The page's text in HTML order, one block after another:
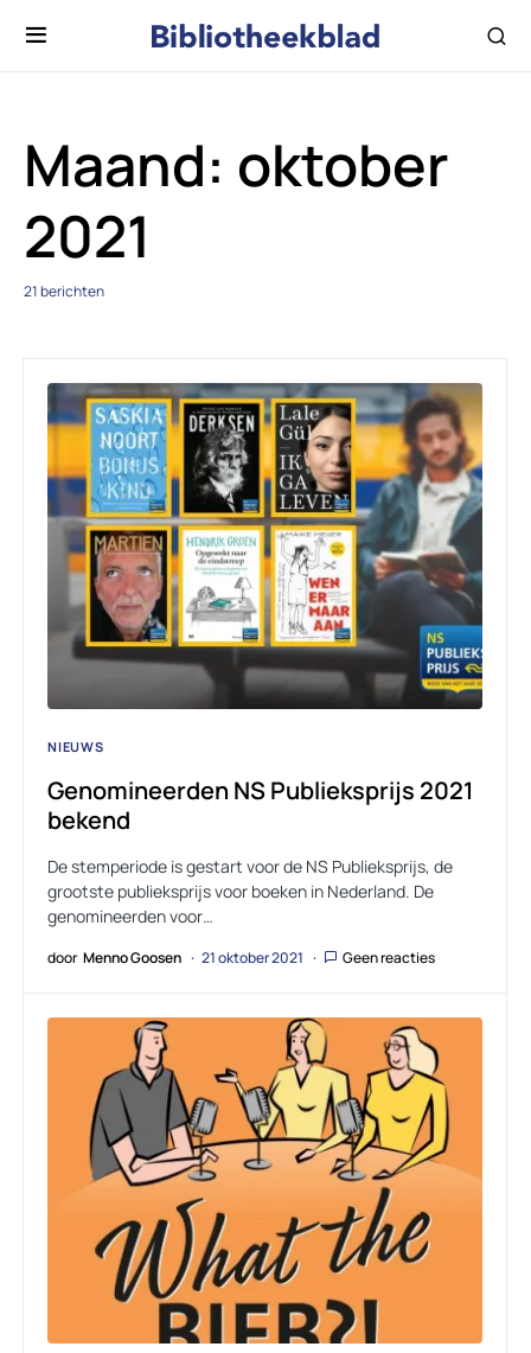
Maand: oktober
2021
21 berichten
NIEUWS
Genomineerden NS Publieksprijs 2021
bekend
De stemperiode is gestart voor de NS Publieksprijs, de
grootste publieksprijs voor boeken in Nederland. De
genomineerden voor…
door Menno Goosen 21 oktober 2021 Geen reacties